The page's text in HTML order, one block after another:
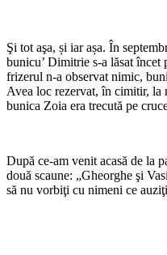
Şi tot aşa, și iar așa. În
bunicu’ Dimitrie s-a lăsat încet
frizerul n-a observat nimic,
Avea loc rezervat, în cimitir, la
bunica Zoia era trecută pe
După ce-am venit acasă de la
două scaune: „Gheorghe şi
să nu vorbiţi cu nimeni ce